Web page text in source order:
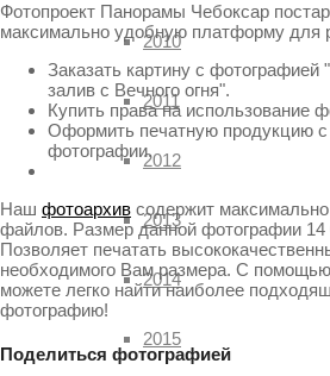
2010
2011
2012
2013
2014
2015
Фотопроект Панорамы Чебоксар
максимально удобную платформу для
Заказать картину с фотографией
залив с Вечного огня".
Купить права на использование
Оформить печатную продукцию с
фотографии.
Наш фотоархив содержит
файлов. Размер данной фотографии 14
Позволяет печатать
необходимого Вам размера. С
можете легко найти наиболее
фотографию!
Поделиться фотографией